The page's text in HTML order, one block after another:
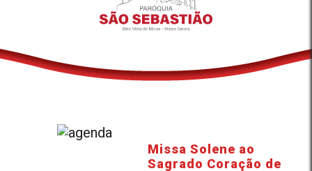
Missa Solene ao
Sagrado Coração de